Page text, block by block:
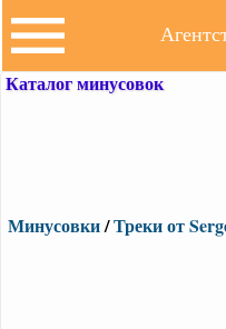
Каталог минусовок
Минусовки/Треки от